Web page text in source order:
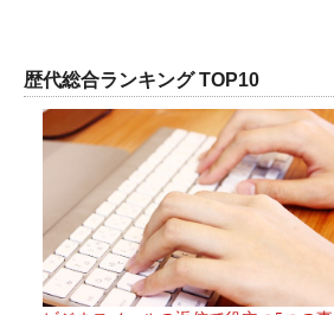
歴代総合ランキング TOP10